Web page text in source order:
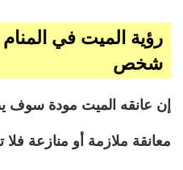
رؤية الميت في
شخص
إن عانقه الميت مودة سوف
معانقة ملازمة أو منازعة فلا